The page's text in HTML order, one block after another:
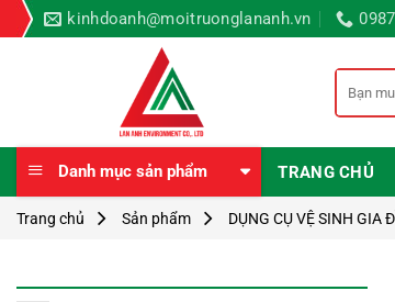
Bỏ
qua
kinhdoanh@moitruonglananh.vn
kiếm:
Danh mục sản phẩm TRANG CHỦ
Trang chủ Sản phẩm DỤNG CỤ VỆ SINH GIA